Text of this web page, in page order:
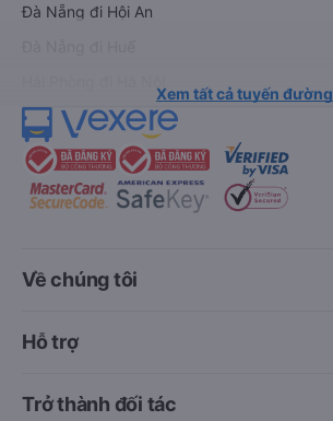
Đà Nẵng đi Hội An
Xem tất cả tuyến đường
Về chúng tôi
Hỗ trợ
Trở thành đối tác